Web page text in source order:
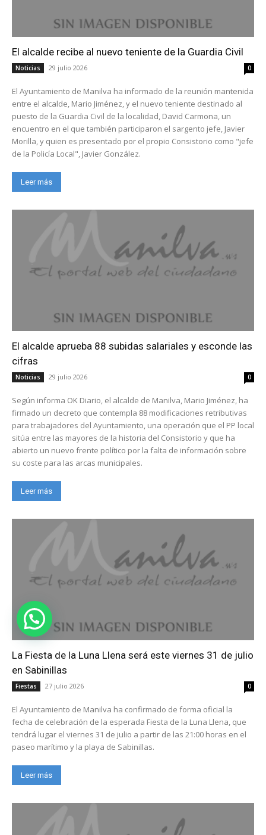
El alcalde recibe al nuevo teniente de la Guardia Civil
Noticias 29 julio 2026 0
El Ayuntamiento de Manilva ha informado de la reunión mantenida
entre el alcalde, Mario Jiménez, y el nuevo teniente destinado al
puesto de la Guardia Civil de la localidad, David Carmona, un
encuentro en el que también participaron el sargento jefe, Javier
Morilla, y quien es presentado por el propio Consistorio como "jefe
de la Policía Local", Javier González.
Leer más
El alcalde aprueba 88 subidas salariales y esconde las
cifras
Noticias 29 julio 2026 0
Según informa OK Diario, el alcalde de Manilva, Mario Jiménez, ha
firmado un decreto que contempla 88 modificaciones retributivas
para trabajadores del Ayuntamiento, una operación que el PP local
sitúa entre las mayores de la historia del Consistorio y que ha
abierto un nuevo frente político por la falta de información sobre
su coste para las arcas municipales.
Leer más
La Fiesta de la Luna Llena será este viernes 31 de julio
en Sabinillas
Fiestas 27 julio 2026 0
El Ayuntamiento de Manilva ha confirmado de forma oficial la
fecha de celebración de la esperada Fiesta de la Luna Llena, que
tendrá lugar el viernes 31 de julio a partir de las 21:00 horas en el
paseo marítimo y la playa de Sabinillas.
Leer más